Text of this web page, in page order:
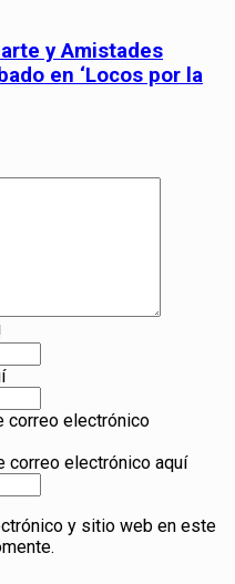
y Amistades
en ‘Locos por la
correo electrónico
correo electrónico aquí
y sitio web en este